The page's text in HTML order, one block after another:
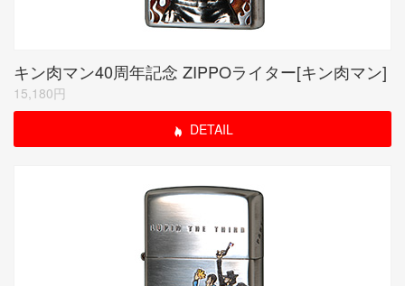
キン肉マン40周年記念 ZIPPOライター[キン肉マン]
15,180円
DETAIL